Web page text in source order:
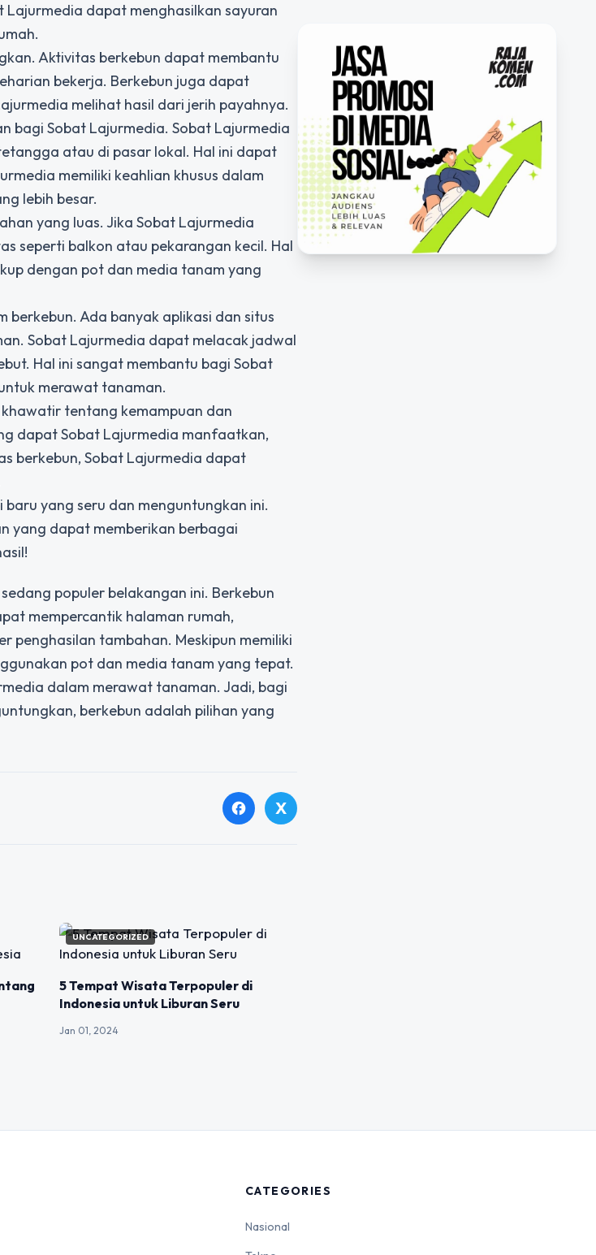
dapat menghasilkan sayuran
Aktivitas berkebun dapat membantu
bekerja. Berkebun juga dapat
melihat hasil dari jerih payahnya.
bagi Sobat Lajurmedia. Sobat Lajurmedia
atau di pasar lokal. Hal ini dapat
memiliki keahlian khusus dalam
lebih besar.
yang luas. Jika Sobat Lajurmedia
seperti balkon atau pekarangan kecil. Hal
dengan pot dan media tanam yang
Ada banyak aplikasi dan situs
Sobat Lajurmedia dapat melacak jadwal
Hal ini sangat membantu bagi Sobat
merawat tanaman.
tentang kemampuan dan
dapat Sobat Lajurmedia manfaatkan,
berkebun, Sobat Lajurmedia dapat
yang seru dan menguntungkan ini.
yang dapat memberikan berbagai
populer belakangan ini. Berkebun
mempercantik halaman rumah,
penghasilan tambahan. Meskipun memiliki
pot dan media tanam yang tepat.
dalam merawat tanaman. Jadi, bagi
berkebun adalah pilihan yang
facebook X
UNCATEGORIZED
5 Tempat Wisata Terpopuler di
Indonesia untuk Liburan Seru
Jan 01, 2024
CATEGORIES
Nasional